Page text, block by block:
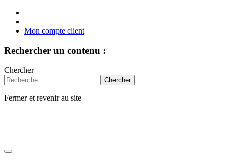
Mon compte client
Rechercher un contenu :
Chercher
Fermer et revenir au site